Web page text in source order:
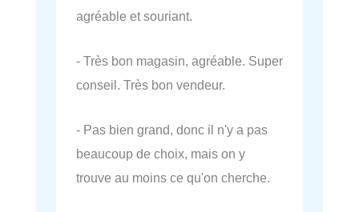
agréable et souriant.
- Très bon magasin, agréable. Super
conseil. Très bon vendeur.
- Pas bien grand, donc il n'y a pas
beaucoup de choix, mais on y
trouve au moins ce qu'on cherche.